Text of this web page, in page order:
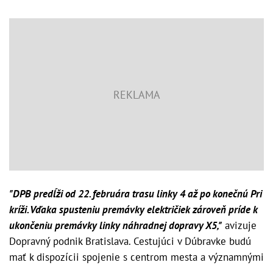
"DPB predĺži od 22. februára trasu linky 4 až po konečnú Pri
kríži. Vďaka spusteniu premávky električiek zároveň príde k
ukončeniu premávky linky náhradnej dopravy X5," avizuje
Dopravný podnik Bratislava. Cestujúci v Dúbravke budú
mať k dispozícii spojenie s centrom mesta a významnými